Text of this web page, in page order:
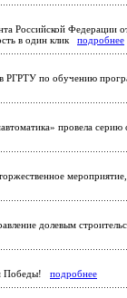
Российской Федерации
в один клик подробнее
РГРТУ по обучению
провела серию
торжественное
долевым
Победы! подробнее